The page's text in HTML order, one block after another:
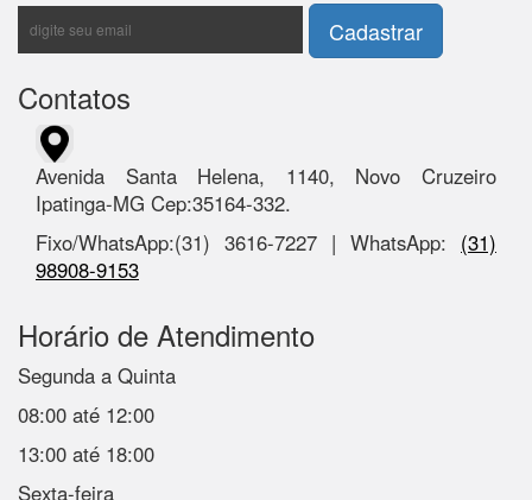
Contatos
Avenida Santa Helena, 1140, Novo Cruzeiro
Ipatinga-MG Cep:35164-332.
Fixo/WhatsApp:(31) 3616-7227 | WhatsApp: (31)
98908-9153
Horário de Atendimento
Segunda a Quinta
08:00 até 12:00
13:00 até 18:00
Sexta-feira